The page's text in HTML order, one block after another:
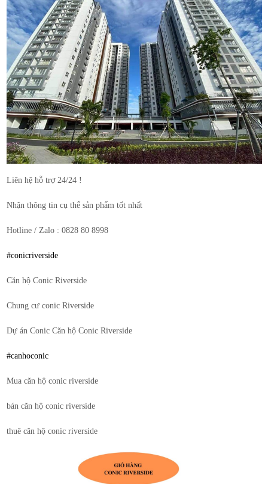
Liên hệ hỗ trợ 24/24 !
Nhận thông tin cụ thể sản phẩm tốt nhất
Hotline / Zalo : 0828 80 8998
#conicriverside
Căn hộ Conic Riverside
Chung cư conic Riverside
Dự án Conic Căn hộ Conic Riverside
#canhoconic
Mua căn hộ conic riverside
bán căn hộ conic riverside
thuê căn hộ conic riverside